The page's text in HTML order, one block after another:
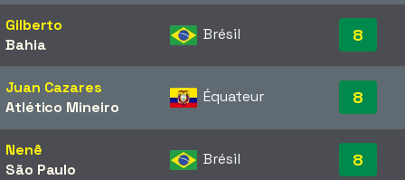
Gilberto
Bahia
Brésil 8
Juan Cazares
Atlético Mineiro
Équateur 8
Nenê
São Paulo
Brésil 8